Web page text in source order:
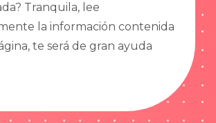
Tranquila, lee
la información contenida
te será de gran ayuda